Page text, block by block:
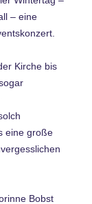
– eine
Kirche bis
eine große
Bobst